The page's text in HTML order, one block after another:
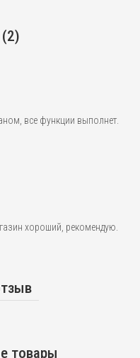
все функции выполнет.
хороший, рекомендую.
товары